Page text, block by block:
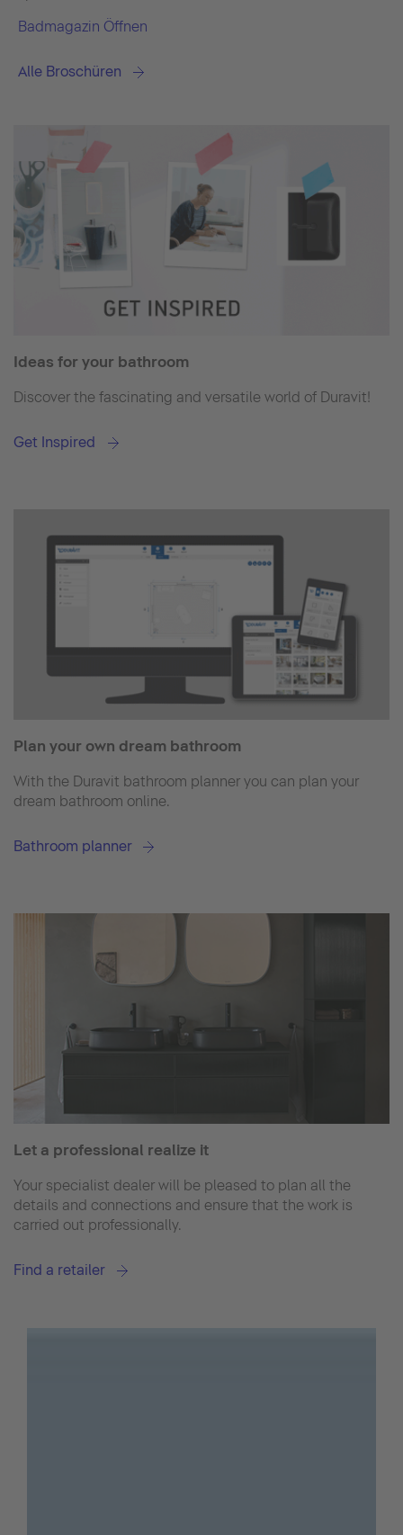
Badmagazin Öffnen
Alle Broschüren
Ideas for your bathroom
Discover the fascinating and versatile world of Duravit!
Get Inspired
Plan your own dream bathroom
With the Duravit bathroom planner you can plan your
dream bathroom online.
Bathroom planner
Let a professional realize it
Your specialist dealer will be pleased to plan all the
details and connections and ensure that the work is
carried out professionally.
Find a retailer